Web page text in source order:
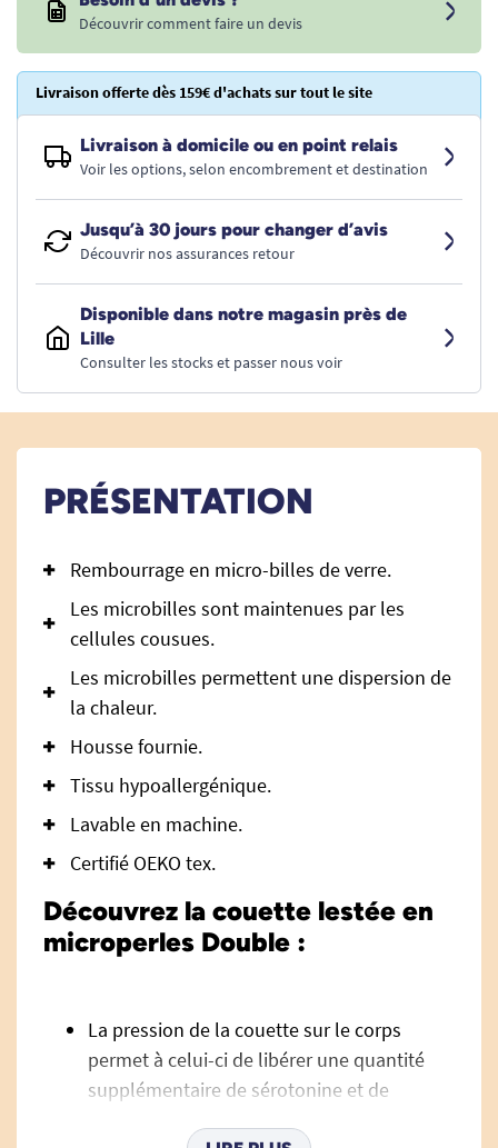
Découvrir comment faire un devis
Livraison offerte dès 159€ d'achats sur tout le site
Livraison à domicile ou en point relais
Voir les options, selon encombrement et destination
Jusqu’à 30 jours pour changer d’avis
Découvrir nos assurances retour
Disponible dans notre magasin près de
Lille
Consulter les stocks et passer nous voir
PRÉSENTATION
Rembourrage en micro-billes de verre.
Les microbilles sont maintenues par les
cellules cousues.
Les microbilles permettent une dispersion de
la chaleur.
Housse fournie.
Tissu hypoallergénique.
Lavable en machine.
Certifié OEKO tex.
Découvrez la couette lestée en
microperles Double :
La pression de la couette sur le corps
permet à celui-ci de libérer une quantité
supplémentaire de sérotonine et de